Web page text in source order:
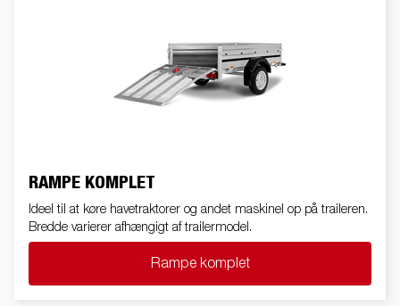
RAMPE KOMPLET
Ideel til at køre havetraktorer og andet maskinel op på traileren.
Bredde varierer afhængigt af trailermodel.
Rampe komplet